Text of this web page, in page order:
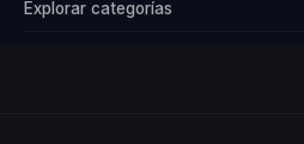
Explorar categorías